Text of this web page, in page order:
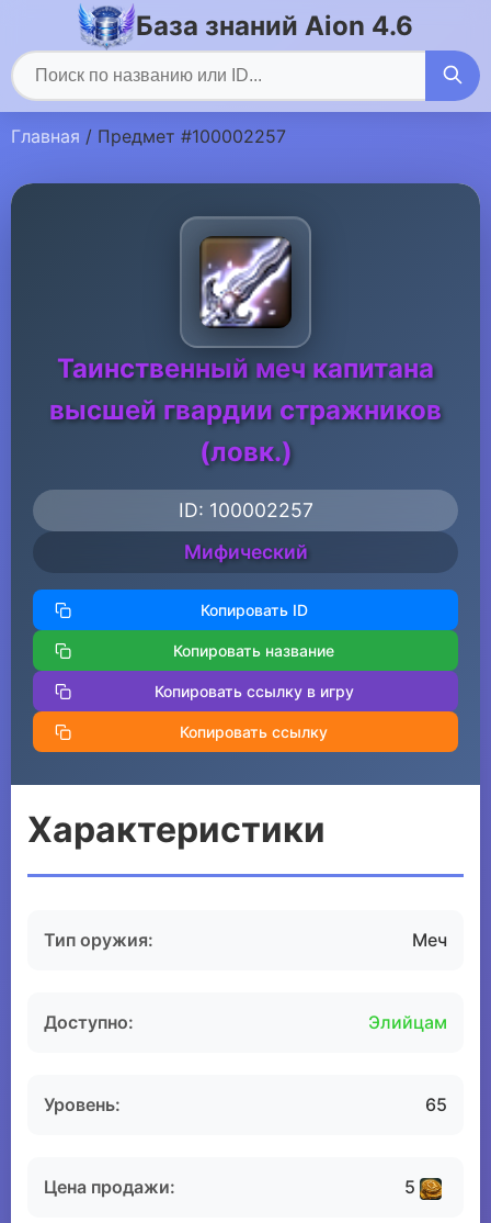
База знаний Aion 4.6
Главная / Предмет #100002257
Таинственный меч капитана
высшей гвардии стражников
(ловк.)
ID: 100002257
Мифический
Копировать ID
Копировать название
Копировать ссылку в игру
Копировать ссылку
Характеристики
Тип оружия: Меч
Доступно: Элийцам
Уровень: 65
Цена продажи: 5